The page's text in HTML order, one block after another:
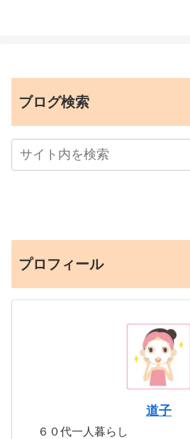
ブログ検索
プロフィール
道子
６０代一人暮らし